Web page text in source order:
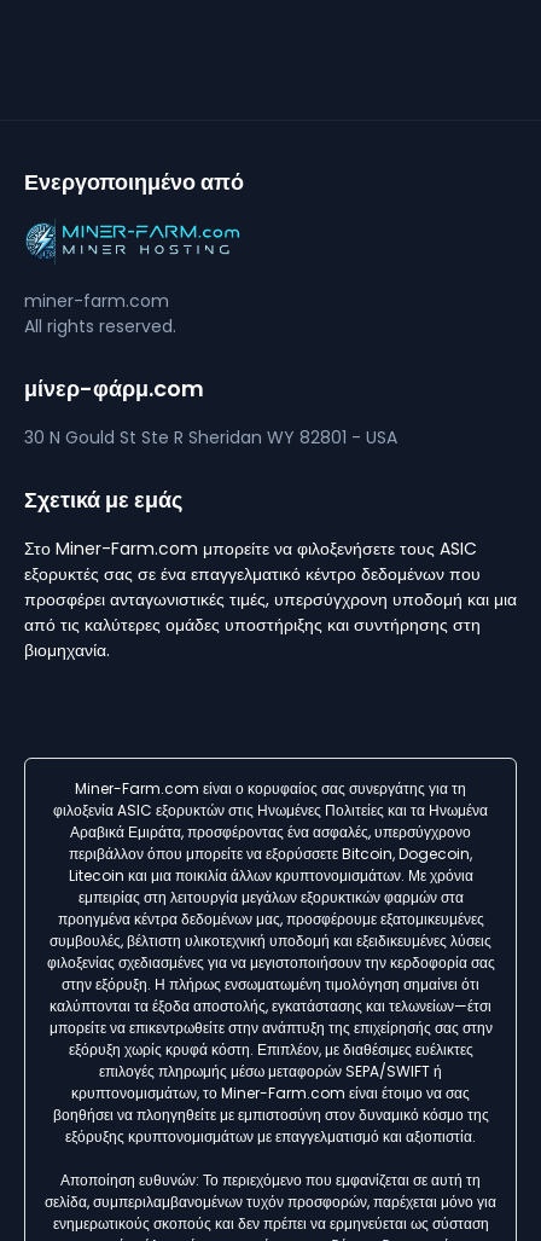
Ενεργοποιημένο από
miner-farm.com
All rights reserved.
μίνερ-φάρμ.com
30 N Gould St Ste R Sheridan WY 82801 - USA
Σχετικά με εμάς
Στο Miner-Farm.com μπορείτε να φιλοξενήσετε τους ASIC
εξορυκτές σας σε ένα επαγγελματικό κέντρο δεδομένων που
προσφέρει ανταγωνιστικές τιμές, υπερσύγχρονη υποδομή και μια
από τις καλύτερες ομάδες υποστήριξης και συντήρησης στη
βιομηχανία.
Miner-Farm.com είναι ο κορυφαίος σας συνεργάτης για τη
φιλοξενία ASIC εξορυκτών στις Ηνωμένες Πολιτείες και τα Ηνωμένα
Αραβικά Εμιράτα, προσφέροντας ένα ασφαλές, υπερσύγχρονο
περιβάλλον όπου μπορείτε να εξορύσσετε Bitcoin, Dogecoin,
Litecoin και μια ποικιλία άλλων κρυπτονομισμάτων. Με χρόνια
εμπειρίας στη λειτουργία μεγάλων εξορυκτικών φαρμών στα
προηγμένα κέντρα δεδομένων μας, προσφέρουμε εξατομικευμένες
συμβουλές, βέλτιστη υλικοτεχνική υποδομή και εξειδικευμένες λύσεις
φιλοξενίας σχεδιασμένες για να μεγιστοποιήσουν την κερδοφορία σας
στην εξόρυξη. Η πλήρως ενσωματωμένη τιμολόγηση σημαίνει ότι
καλύπτονται τα έξοδα αποστολής, εγκατάστασης και τελωνείων—έτσι
μπορείτε να επικεντρωθείτε στην ανάπτυξη της επιχείρησής σας στην
εξόρυξη χωρίς κρυφά κόστη. Επιπλέον, με διαθέσιμες ευέλικτες
επιλογές πληρωμής μέσω μεταφορών SEPA/SWIFT ή
κρυπτονομισμάτων, το Miner-Farm.com είναι έτοιμο να σας
βοηθήσει να πλοηγηθείτε με εμπιστοσύνη στον δυναμικό κόσμο της
εξόρυξης κρυπτονομισμάτων με επαγγελματισμό και αξιοπιστία.
Αποποίηση ευθυνών: Το περιεχόμενο που εμφανίζεται σε αυτή τη
σελίδα, συμπεριλαμβανομένων τυχόν προσφορών, παρέχεται μόνο για
ενημερωτικούς σκοπούς και δεν πρέπει να ερμηνεύεται ως σύσταση